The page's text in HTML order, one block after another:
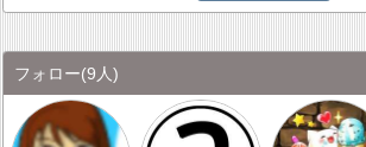
フォロー(9人)